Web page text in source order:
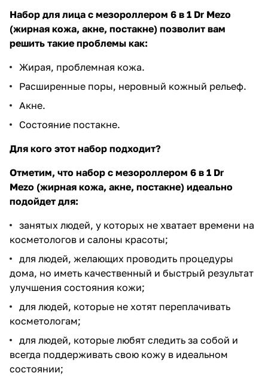
Набор для лица с мезороллером 6 в 1 Dr Mezo
(жирная кожа, акне, постакне)​ позволит вам
решить такие проблемы как:
​Жирая, проблемная кожа.
Расширенные поры, неровный кожный рельеф.
Акне.
Состояние постакне.
Для кого этот набор подходит?
Отметим, что набор с мезороллером 6 в 1 Dr
Mezo (жирная кожа, акне, постакне)​ идеально
подойдет для:
занятых людей, у которых не хватает времени на
косметологов и салоны красоты;
​для людей, желающих проводить процедуры
дома, но иметь качественный и быстрый результат
улучшения состояния кожи;
​для людей, которые не хотят переплачивать
косметологам​;
​для людей, которые любят следить за собой и
всегда поддерживать свою кожу в идеальном
состоянии;